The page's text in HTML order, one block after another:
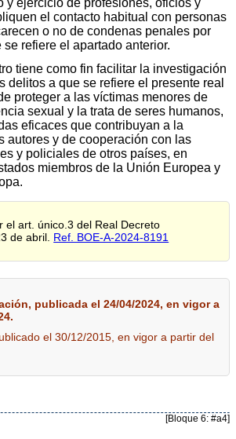
y ejercicio de profesiones, oficios y
el contacto habitual con personas
o no de condenas penales por
se refiere el apartado anterior.
tiene como fin facilitar la investigación
delitos a que se refiere el presente real
proteger a las víctimas menores de
sexual y la trata de seres humanos,
eficaces que contribuyan a la
autores y de cooperación con las
y policiales de otros países, en
miembros de la Unión Europea y
el art. único.3 del Real Decreto
de abril. Ref. BOE-A-2024-8191
publicada el 24/04/2024, en vigor a
el 30/12/2015, en vigor a partir del
[Bloque 6: #a4]